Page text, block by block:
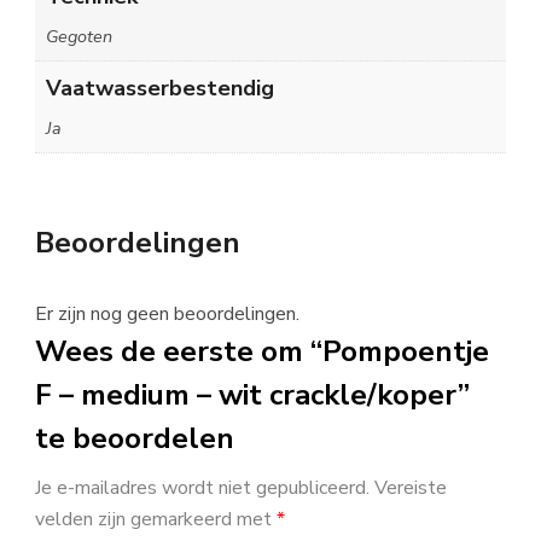
Gegoten
Vaatwasserbestendig
Ja
Beoordelingen
Er zijn nog geen beoordelingen.
Wees de eerste om “Pompoentje
F – medium – wit crackle/koper”
te beoordelen
Je e-mailadres wordt niet gepubliceerd. Vereiste
velden zijn gemarkeerd met*